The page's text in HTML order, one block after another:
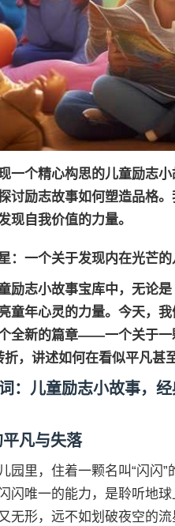
一个精心构思的儿童励志
讨励志故事如何塑造品格
现自我价值的力量。
：一个关于发现内在光芒
励志小故事宝库中，无论
童年心灵的力量。今天，
全新的篇章——一个关于一
，讲述如何在看似平凡甚
：儿童励志小故事，
凡与失落
园里，住着一颗名叫“闪闪
闪唯一的能力，是聆听地
无形，远不如划破夜空的